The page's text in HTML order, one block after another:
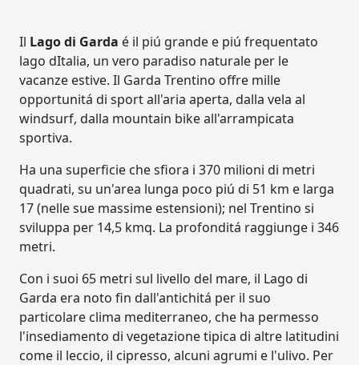
Il Lago di Garda é il piú grande e piú frequentato
lago dItalia, un vero paradiso naturale per le
vacanze estive. Il Garda Trentino offre mille
opportunitá di sport all'aria aperta, dalla vela al
windsurf, dalla mountain bike all'arrampicata
sportiva.
Ha una superficie che sfiora i 370 milioni di metri
quadrati, su un'area lunga poco piú di 51 km e larga
17 (nelle sue massime estensioni); nel Trentino si
sviluppa per 14,5 kmq. La profonditá raggiunge i 346
metri.
Con i suoi 65 metri sul livello del mare, il Lago di
Garda era noto fin dall'antichitá per il suo
particolare clima mediterraneo, che ha permesso
l'insediamento di vegetazione tipica di altre latitudini
come il leccio, il cipresso, alcuni agrumi e l'ulivo. Per